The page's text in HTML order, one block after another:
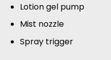
Lotion gel pump
Mist nozzle
Spray trigger